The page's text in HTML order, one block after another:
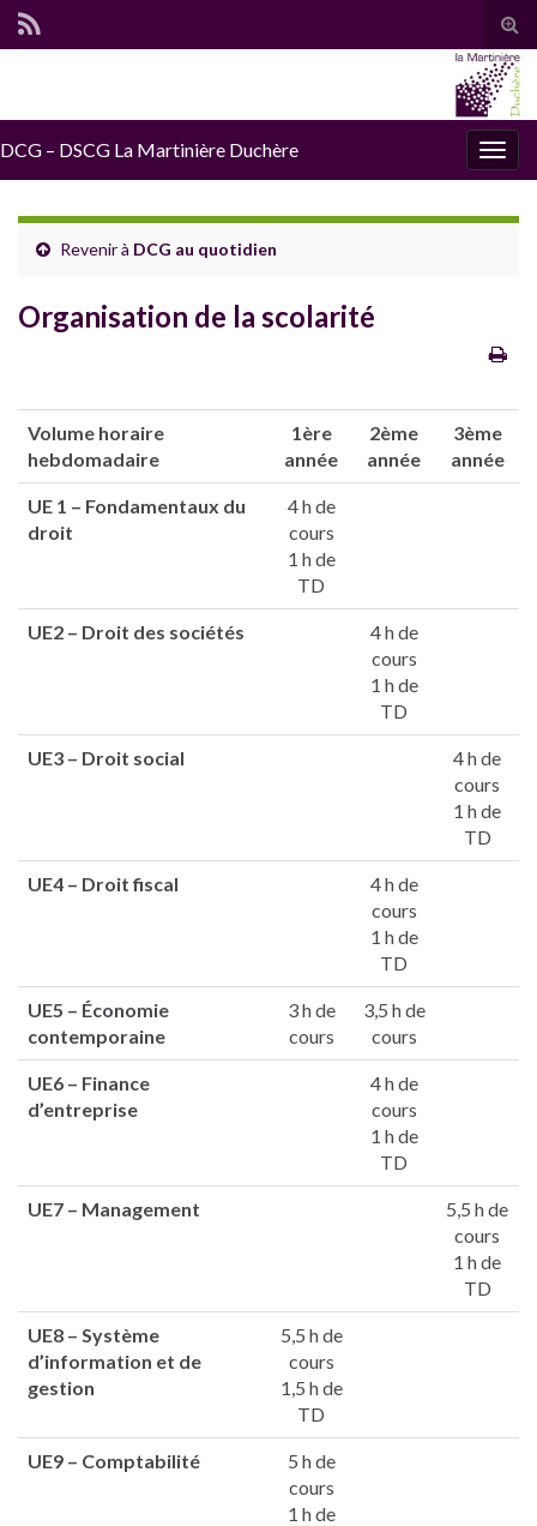
DCG – DSCG La Martinière Duchère
Revenir à DCG au quotidien
Organisation de la scolarité
Volume horaire
hebdomadaire
1ère
année
2ème
année
3ème
année
UE 1 – Fondamentaux du
droit
4 h de
cours
1 h de
TD
UE2 – Droit des sociétés
4 h de
cours
1 h de
TD
UE3 – Droit social
4 h de
cours
1 h de
TD
UE4 – Droit fiscal
4 h de
cours
1 h de
TD
UE5 – Économie
contemporaine
3 h de
cours
3,5 h de
cours
UE6 – Finance
d’entreprise
4 h de
cours
1 h de
TD
UE7 – Management
5,5 h de
cours
1 h de
TD
UE8 – Système
d’information et de
gestion
5,5 h de
cours
1,5 h de
TD
UE9 – Comptabilité
5 h de
cours
1 h de